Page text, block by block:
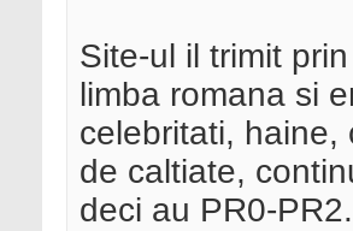
Site-ul il trimit
limba romana si
celebritati, haine,
de caltiate,
deci au PR0-PR2.